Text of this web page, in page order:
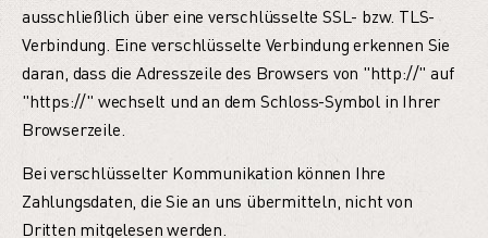
ausschließlich über eine verschlüsselte SSL- bzw. TLS-
Verbindung. Eine verschlüsselte Verbindung erkennen Sie
daran, dass die Adresszeile des Browsers von "http://" auf
"https://" wechselt und an dem Schloss-Symbol in Ihrer
Browserzeile.
Bei verschlüsselter Kommunikation können Ihre
Zahlungsdaten, die Sie an uns übermitteln, nicht von
Dritten mitgelesen werden.